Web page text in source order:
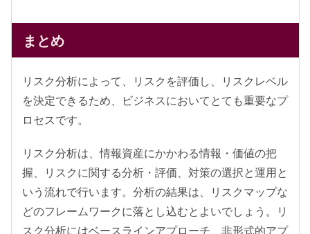
まとめ
リスク分析によって、リスクを評価し、リスクレベル
を決定できるため、ビジネスにおいてとても重要なプ
ロセスです。
リスク分析は、情報資産にかかわる情報・価値の把
握、リスクに関する分析・評価、対策の選択と運用と
いう流れで行います。分析の結果は、リスクマップな
どのフレームワークに落とし込むとよいでしょう。リ
スク分析にはベースラインアプローチ、非形式的アプ